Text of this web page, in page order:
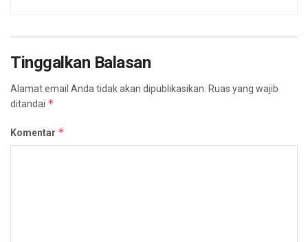
Tinggalkan Balasan
Alamat email Anda tidak akan dipublikasikan. Ruas yang wajib
ditandai *
Komentar *